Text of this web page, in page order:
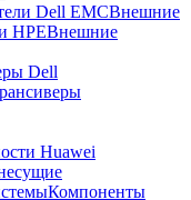
Dell EMCВнешние
HPEВнешние
Dell
Huawei
Компоненты